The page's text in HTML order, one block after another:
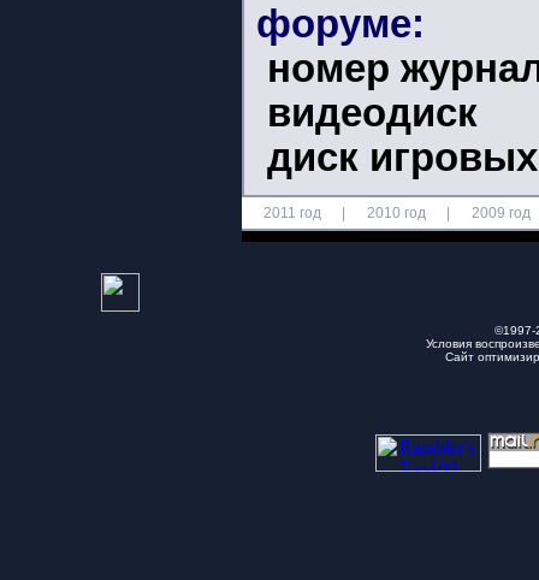
форуме:
номер
видеодиск
диск
2011 год | 2010 год | 2009 год
Условия
Сайт